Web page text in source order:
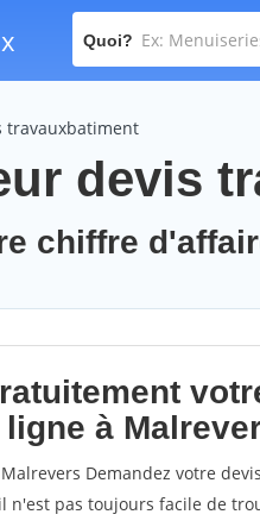
Quoi?
travauxbatiment
devis
chiffre
à
Demandez votre
pas toujours facile de